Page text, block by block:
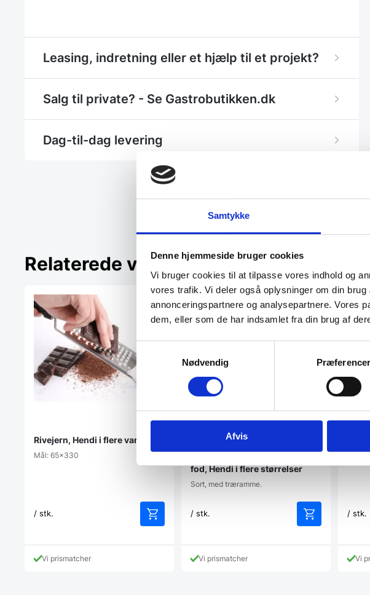
Samtykke
Denne hjemmeside bruger cookies
Vi bruger cookies til at tilpasse vores indhold og
vores trafik. Vi deler også oplysninger om din
annonceringspartnere og analysepartnere. Vores
dem, eller som de har indsamlet fra din brug af
Nødvendig
Præferencer
Afvis
Leasing, indretning eller et hjælp til et projekt?
Salg til private? - Se Gastrobutikken.dk
Dag-til-dag levering
Relaterede varer
Rivejern, Hendi i flere varianter
Mål: 65x330
/ stk.
Vi prismatcher
fod, Hendi i flere størrelser
Sort, med træramme.
/ stk.
Vi prismatcher
Akryl
/ stk.
Vi